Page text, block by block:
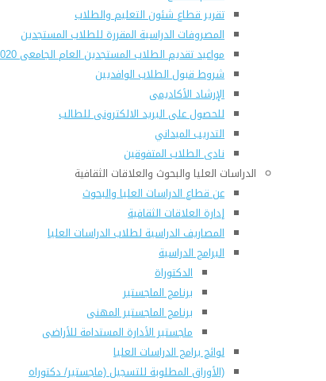
تقرير قطاع شئون التعليم والطلاب
المصروفات الدراسية المقررة للطلاب المستجدين
مواعيد تقديم الطلاب المستجدين العام الجامعى 2019/2020
شروط قبول الطلاب الوافديين
الإرشاد الأكاديمى
للحصول على البريد الالكترونى للطالب
التدريب الميداني
نادى الطلاب المتفوقين
الدراسات العليا والبحوث والعلاقات الثقافية
عن قطاع الدراسات العليا والبحوث
إدارة العلاقات الثقافية
المصاريف الدراسية لطلاب الدراسات العليا
البرامج الدراسية
الدكتوراة
برنامج الماجستير
برنامج الماجستير المهنى
ماجستير الأدارة المستدامة للأراضى
لوائح برامج الدراسات العليا
(الأوراق المطلوبة للتسجيل (ماجستير/ دكتوراه